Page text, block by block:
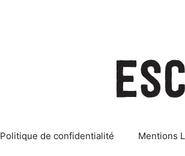
Politique de confidentialité Mentions